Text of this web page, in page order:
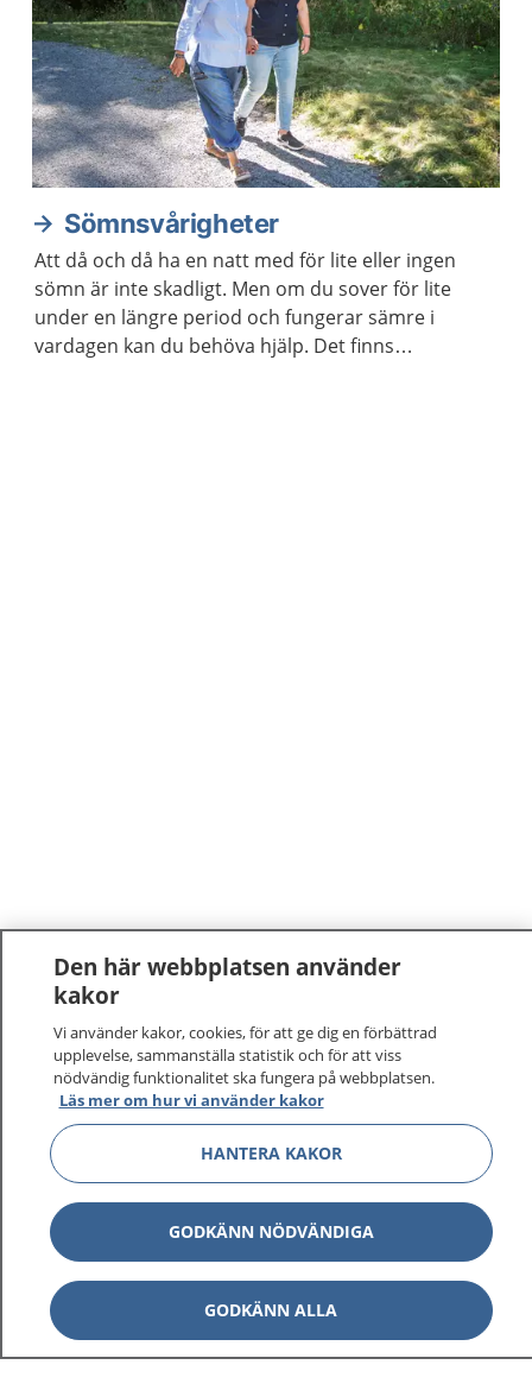
Sömnsvårigheter
Att då och då ha en natt med för lite eller ingen
sömn är inte skadligt. Men om du sover för lite
under en längre period och fungerar sämre i
vardagen kan du behöva hjälp. Det finns
1177–tryggt om din hälsa och vård
På 1177.se får du råd om hälsa och information om
sjukdomar och vilka mottagningar du kan kontakta.
Logga in för att läsa din journal och göra dina
vårdärenden. Ring telefonnummer 1177 för
sjukvårdsrådgivning dygnet runt.
1177 ger dig råd när du vill må bättre.
Den här webbplatsen använder
kakor
Vi använder kakor, cookies, för att ge dig en förbättrad
upplevelse, sammanställa statistik och för att viss
nödvändig funktionalitet ska fungera på webbplatsen.
Läs mer om hur vi använder kakor
HANTERA KAKOR
GODKÄNN NÖDVÄNDIGA
GODKÄNN ALLA